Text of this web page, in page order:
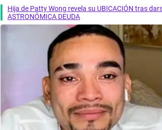
Hija de Patty Wong revela su UBICACIÓN tras
ASTRONÓMICA DEUDA